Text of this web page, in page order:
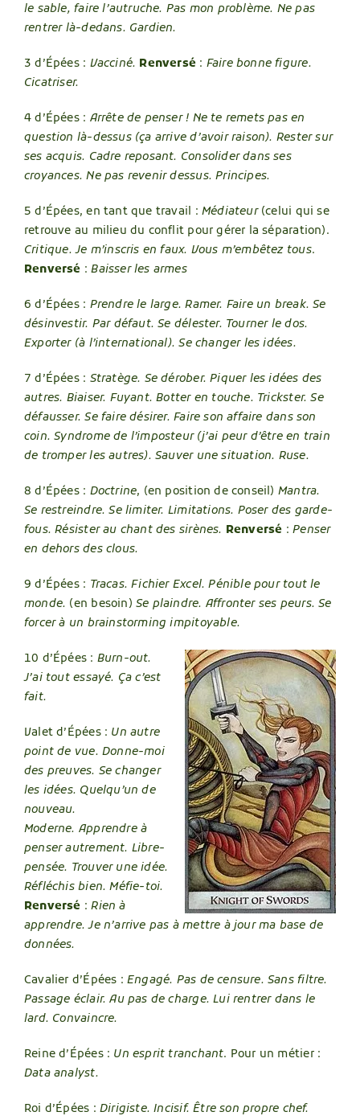
le sable, faire l’autruche. Pas mon problème. Ne pas
rentrer là-dedans. Gardien.
3 d’Épées : Vacciné. Renversé : Faire bonne figure.
Cicatriser.
4 d’Épées : Arrête de penser ! Ne te remets pas en
question là-dessus (ça arrive d’avoir raison). Rester sur
ses acquis. Cadre reposant. Consolider dans ses
croyances. Ne pas revenir dessus. Principes.
5 d’Épées, en tant que travail : Médiateur(celui qui se
retrouve au milieu du conflit pour gérer la séparation).
Critique. Je m’inscris en faux. Vous m’embêtez tous.
Renversé :Baisser les armes
6 d’Épées : Prendre le large. Ramer. Faire un break. Se
désinvestir. Par défaut. Se délester. Tourner le dos.
Exporter (à l’international). Se changer les idées.
7 d’Épées : Stratège. Se dérober. Piquer les idées des
autres. Biaiser. Fuyant. Botter en touche. Trickster. Se
défausser. Se faire désirer. Faire son affaire dans son
coin. Syndrome de l’imposteur (j’ai peur d’être en train
de tromper les autres). Sauver une situation. Ruse.
8 d’Épées : Doctrine, (en position de conseil) Mantra.
Se restreindre. Se limiter. Limitations. Poser des garde-
fous. Résister au chant des sirènes. Renversé : Penser
en dehors des clous.
9 d’Épées : Tracas. Fichier Excel. Pénible pour tout le
monde. (en besoin) Se plaindre. Affronter ses peurs. Se
forcer à un brainstorming impitoyable.
10 d’Épées : Burn-out.
J’ai tout essayé. Ça c’est
fait.
Valet d’Épées : Un autre
point de vue. Donne-moi
des preuves. Se changer
les idées. Quelqu’un de
nouveau.
Moderne. Apprendre à
penser autrement. Libre-
pensée. Trouver une idée.
Réfléchis bien. Méfie-toi.
Renversé :Rien à
apprendre. Je n’arrive pas à mettre à jour ma base de
données.
Cavalier d’Épées : Engagé. Pas de censure. Sans filtre.
Passage éclair. Au pas de charge. Lui rentrer dans le
lard. Convaincre.
Reine d’Épées : Un esprit tranchant. Pour un métier :
Data analyst.
Roi d’Épées : Dirigiste. Incisif. Être son propre chef.